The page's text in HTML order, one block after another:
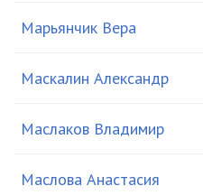
Марьянчик Вера
Маскалин Александр
Маслаков Владимир
Маслова Анастасия